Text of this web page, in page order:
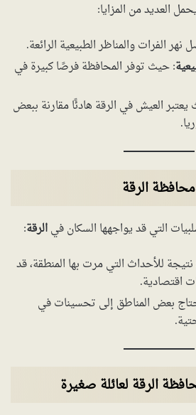
العديد من المزايا:
نهر الفرات والمناظر الطبيعية الرائعة.
: حيث توفر المحافظة فرصًا كبيرة في
العيش في الرقة هادئًا مقارنة ببعض
الرقة
التي قد يواجهها السكان فيالرقة:
للأحداث التي مرت بها المنطقة، قد
اقتصادية.
بعض المناطق إلى تحسينات في
الرقة لعائلة صغيرة